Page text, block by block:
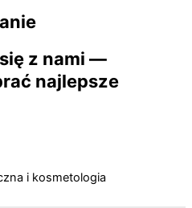
z nami —
najlepsze
i kosmetologia